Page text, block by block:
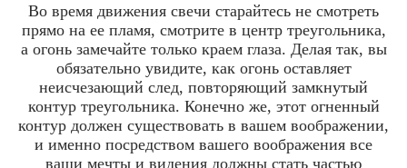
Во время движения свечи старайтесь не смотреть
прямо на ее пламя, смотрите в центр треугольника,
а огонь замечайте только краем глаза. Делая так, вы
обязательно увидите, как огонь оставляет
неисчезающий след, повторяющий замкнутый
контур треугольника. Конечно же, этот огненный
контур должен существовать в вашем воображении,
и именно посредством вашего воображения все
ваши мечты и видения должны стать частью